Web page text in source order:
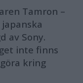
Tamron –
av Sony.
inte finns
kring